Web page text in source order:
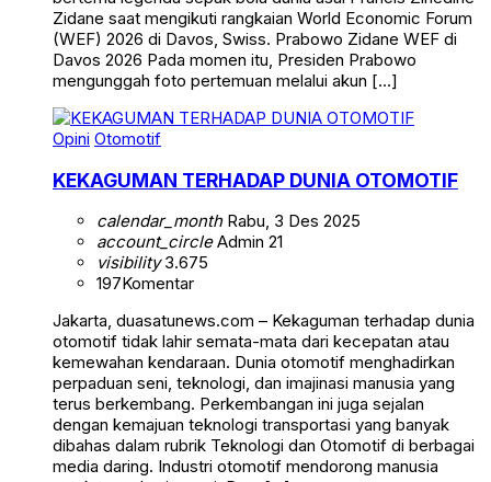
Zidane saat mengikuti rangkaian World Economic Forum
(WEF) 2026 di Davos, Swiss. Prabowo Zidane WEF di
Davos 2026 Pada momen itu, Presiden Prabowo
mengunggah foto pertemuan melalui akun […]
Opini Otomotif
KEKAGUMAN TERHADAP DUNIA OTOMOTIF
calendar_monthRabu, 3 Des 2025
account_circleAdmin 21
visibility3.675
197Komentar
Jakarta, duasatunews.com – Kekaguman terhadap dunia
otomotif tidak lahir semata-mata dari kecepatan atau
kemewahan kendaraan. Dunia otomotif menghadirkan
perpaduan seni, teknologi, dan imajinasi manusia yang
terus berkembang. Perkembangan ini juga sejalan
dengan kemajuan teknologi transportasi yang banyak
dibahas dalam rubrik Teknologi dan Otomotif di berbagai
media daring. Industri otomotif mendorong manusia